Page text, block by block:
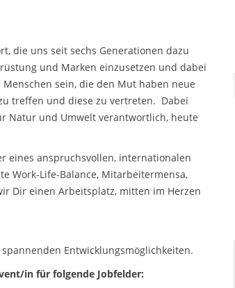
die uns seit sechs Generationen dazu
und Marken einzusetzen und dabei
sein, die den Mut haben neue
treffen und diese zu vertreten. Dabei
Natur und Umwelt verantwortlich, heute
eines anspruchsvollen, internationalen
Work-Life-Balance, Mitarbeitermensa,
Dir einen Arbeitsplatz, mitten im Herzen
Entwicklungsmöglichkeiten.
in für folgende Jobfelder: